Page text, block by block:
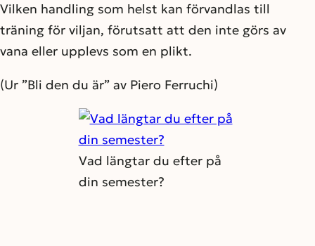
Vilken handling som helst kan förvandlas till
träning för viljan, förutsatt att den inte görs av
vana eller upplevs som en plikt.
(Ur ”Bli den du är” av Piero Ferruchi)
Vad längtar du efter på
din semester?